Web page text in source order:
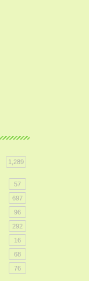
1,289
57
697
96
292
16
68
76